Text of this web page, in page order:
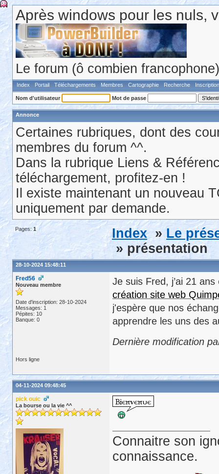
Après windows pour les nuls,
Le forum (ô combien
Index Portail Téléchargements Membres Cartographie Recherche Inscription
Nom d'utilisateur Mot de passe
Annonce
Certaines rubriques, dont des
membres du forum ^^.
Dans la rubrique Liens &
téléchargement, profitez-en !
Il existe maintenant un nouveau
uniquement par demande.
Pages: 1 Index »Le
» présentation
28-10-2024 15:48:11
Fred56
Nouveau membre
Date d'inscription: 28-10-2024
Messages: 1
Pépites: 10
Banque: 0
Je suis Fred, j’ai 21
création site web
j'espère que nos
apprendre les uns des
Dernière modification
Hors ligne
04-11-2024 09:48:45
pick ouic
La bourse ou la vie ^^
Connaitre son
connaissance.